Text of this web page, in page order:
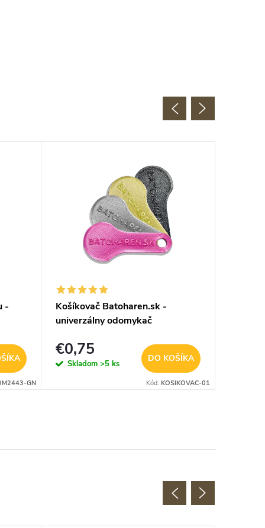
-
GN
Košíkovač Batoharen.sk -
univerzálny odomykač
farba - 1 ks
€0,75
Skladom >5 ks
DO KOŠÍKA
Kód: KOSIKOVAC-01